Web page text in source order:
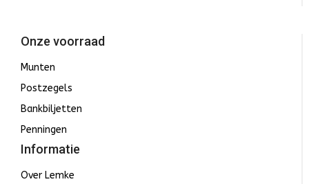
Onze voorraad
Munten
Postzegels
Bankbiljetten
Penningen
Informatie
Over Lemke